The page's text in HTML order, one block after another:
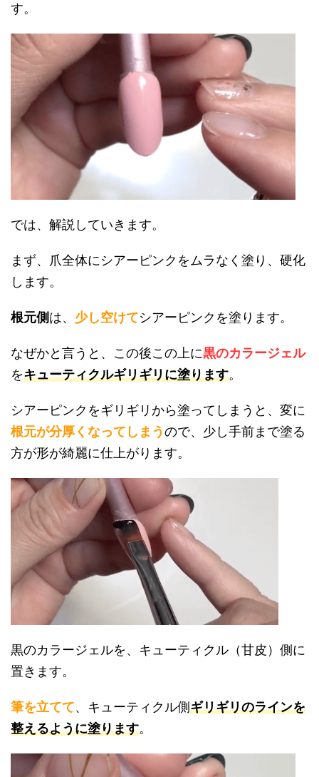
す。
では、解説していきます。
まず、爪全体にシアーピンクをムラなく塗り、硬化
します。
根元側は、 少し空けてシアーピンクを塗ります。
なぜかと言うと、この後この上に黒のカラージェル
をキューティクルギリギリに塗ります。
シアーピンクをギリギリから塗ってしまうと、変に
根元が分厚くなってしまうので、少し手前まで塗る
方が形が綺麗に仕上がります。
黒のカラージェルを、キューティクル（甘皮）側に
置きます。
筆を立てて、キューティクル側ギリギリのラインを
整えるように塗ります。